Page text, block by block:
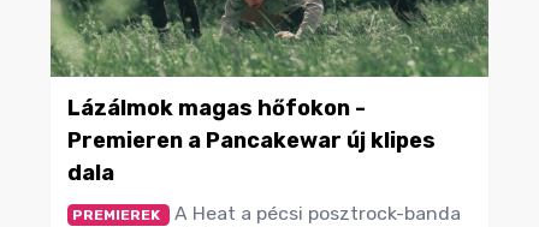
Lázálmok magas hőfokon -
Premieren a Pancakewar új klipes
dala
PREMIEREK
A Heat a pécsi posztrock-banda